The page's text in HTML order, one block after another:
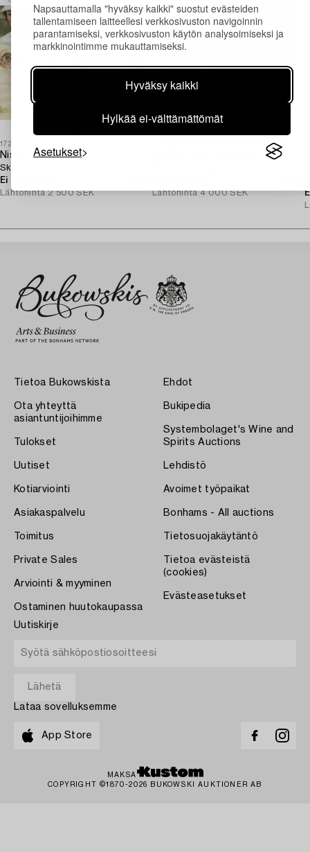
Napsauttamalla "hyväksy kaikki" suostut evästeiden
tallentamiseen laitteellesi verkkosivuston navigoinnin
parantamiseksi, verkkosivuston käytön analysoimiseksi ja
markkinointimme mukauttamiseksi.
Hyväksy kaikki
Hylkää ei-välttämättömät
Asetukset
1720896
Nisse Zetterberg
Sketch.
Ei tarjouksia
Lähtöhinta 2 500 SEK
Lähtöhinta 4 000 SEK
Tietoa Bukowskista
Ota yhteyttä
asiantuntijoihimme
Tulokset
Uutiset
Kotiarviointi
Asiakaspalvelu
Toimitus
Private Sales
Arviointi & myyminen
Ostaminen huutokaupassa
Ehdot
Bukipedia
Systembolaget's Wine and
Spirits Auctions
Lehdistö
Avoimet työpaikat
Bonhams - All auctions
Tietosuojakäytäntö
Tietoa evästeistä
(cookies)
Evästeasetukset
Uutiskirje
Lataa sovelluksemme
App Store
MAKSA
COPYRIGHT ©1870-2026 BUKOWSKI AUKTIONER AB